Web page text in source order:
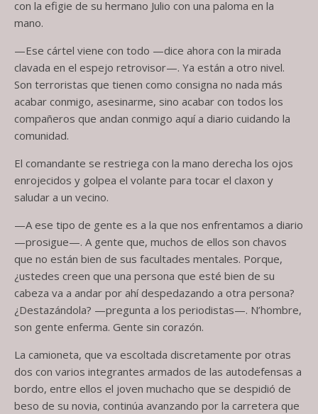
con la efigie de su hermano Julio con una paloma en la
mano.
—Ese cártel viene con todo —dice ahora con la mirada
clavada en el espejo retrovisor—. Ya están a otro nivel.
Son terroristas que tienen como consigna no nada más
acabar conmigo, asesinarme, sino acabar con todos los
compañeros que andan conmigo aquí a diario cuidando la
comunidad.
El comandante se restriega con la mano derecha los ojos
enrojecidos y golpea el volante para tocar el claxon y
saludar a un vecino.
—A ese tipo de gente es a la que nos enfrentamos a diario
—prosigue—. A gente que, muchos de ellos son chavos
que no están bien de sus facultades mentales. Porque,
¿ustedes creen que una persona que esté bien de su
cabeza va a andar por ahí despedazando a otra persona?
¿Destazándola? —pregunta a los periodistas—. N’hombre,
son gente enferma. Gente sin corazón.
La camioneta, que va escoltada discretamente por otras
dos con varios integrantes armados de las autodefensas a
bordo, entre ellos el joven muchacho que se despidió de
beso de su novia, continúa avanzando por la carretera que